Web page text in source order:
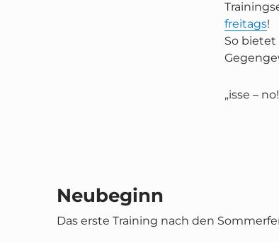
freitags!
So bietet
„isse –
Neubeginn
Das erste Training nach den